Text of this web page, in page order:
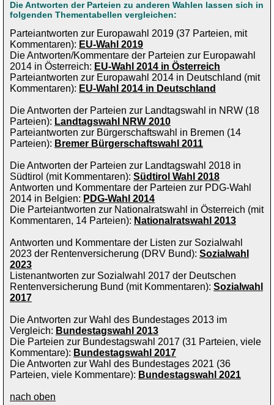
Die Antworten der Parteien zu anderen Wahlen lassen sich in
folgenden Thementabellen vergleichen:
Parteiantworten zur Europawahl 2019 (37 Parteien, mit
Kommentaren): EU-Wahl 2019
Die Antworten/Kommentare der Parteien zur Europawahl
2014 in Österreich: EU-Wahl 2014 in Österreich
Parteiantworten zur Europawahl 2014 in Deutschland (mit
Kommentaren): EU-Wahl 2014 in Deutschland
Die Antworten der Parteien zur Landtagswahl in NRW (18
Parteien): Landtagswahl NRW 2010
Parteiantworten zur Bürgerschaftswahl in Bremen (14
Parteien): Bremer Bürgerschaftswahl 2011
Die Antworten der Parteien zur Landtagswahl 2018 in
Südtirol (mit Kommentaren): Südtirol Wahl 2018
Antworten und Kommentare der Parteien zur PDG-Wahl
2014 in Belgien: PDG-Wahl 2014
Die Parteiantworten zur Nationalratswahl in Österreich (mit
Kommentaren, 14 Parteien): Nationalratswahl 2013
Antworten und Kommentare der Listen zur Sozialwahl
2023 der Rentenversicherung (DRV Bund): Sozialwahl
2023
Listenantworten zur Sozialwahl 2017 der Deutschen
Rentenversicherung Bund (mit Kommentaren): Sozialwahl
2017
Die Antworten zur Wahl des Bundestages 2013 im
Vergleich: Bundestagswahl 2013
Die Parteien zur Bundestagswahl 2017 (31 Parteien, viele
Kommentare): Bundestagswahl 2017
Die Antworten zur Wahl des Bundestages 2021 (36
Parteien, viele Kommentare): Bundestagswahl 2021
nach oben